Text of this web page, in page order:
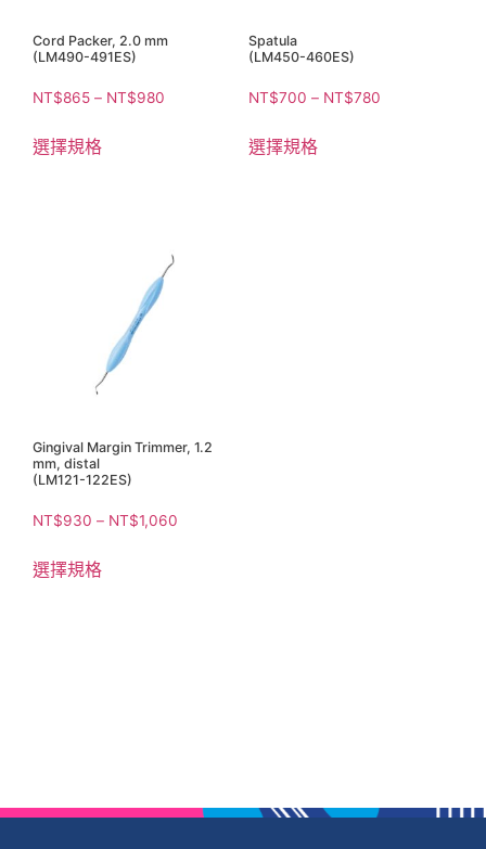
Cord Packer, 2.0 mm
(LM490-491ES)
NT$865 – NT$980
選擇規格
Spatula
(LM450-460ES)
NT$700 – NT$780
選擇規格
Gingival Margin Trimmer, 1.2
mm, distal
(LM121-122ES)
NT$930 – NT$1,060
選擇規格